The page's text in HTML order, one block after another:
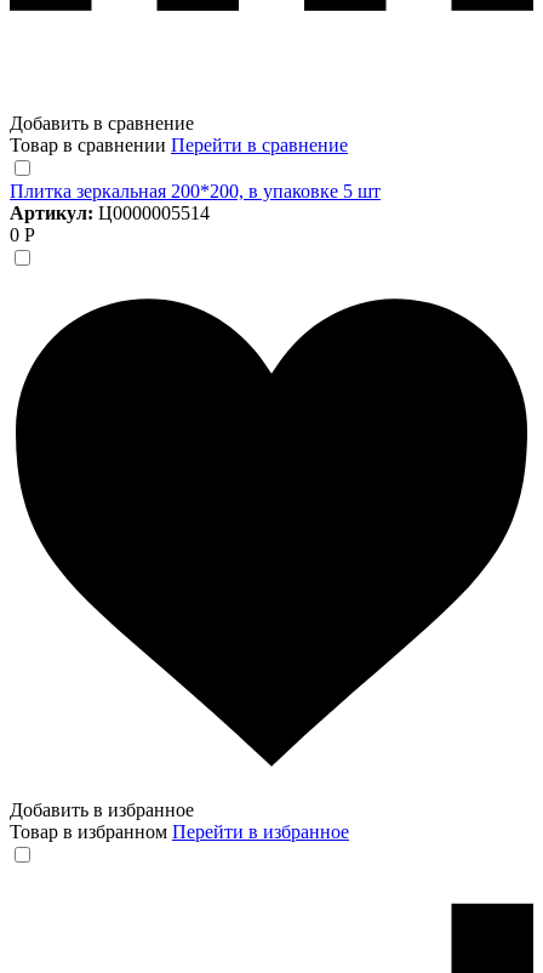
Добавить в сравнение
Товар в сравнении Перейти в сравнение
Плитка зеркальная 200*200, в упаковке 5 шт
Артикул: Ц0000005514
0 Р
Добавить в избранное
Товар в избранном Перейти в избранное